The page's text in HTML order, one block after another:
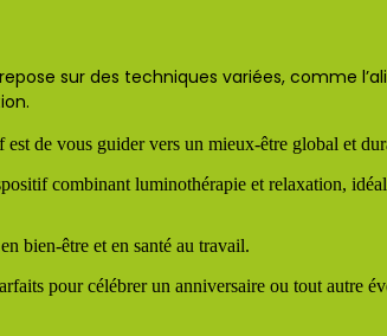
sur des techniques variées, comme
de vous guider vers un mieux-être global et
combinant luminothérapie et relaxation,
bien-être et en santé au travail.
pour célébrer un anniversaire ou tout autre